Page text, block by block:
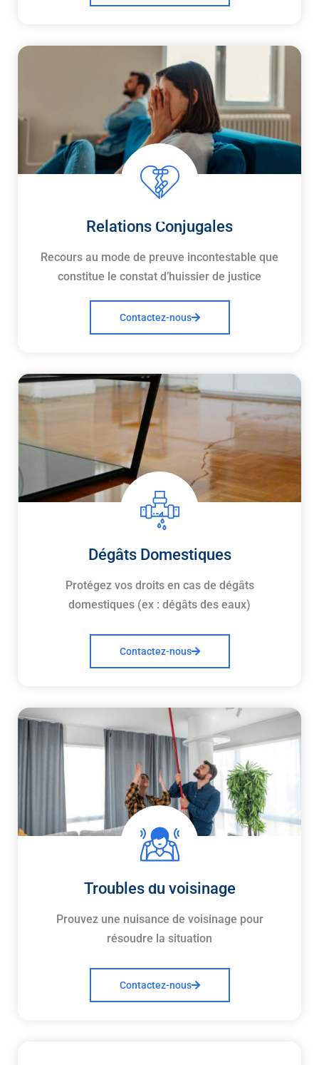
Relations Conjugales
Recours au mode de preuve incontestable que
constitue le constat d’huissier de justice
Contactez-nous
Dégâts Domestiques
Protégez vos droits en cas de dégâts
domestiques (ex : dégâts des eaux)
Contactez-nous
Troubles du voisinage
Prouvez une nuisance de voisinage pour
résoudre la situation
Contactez-nous